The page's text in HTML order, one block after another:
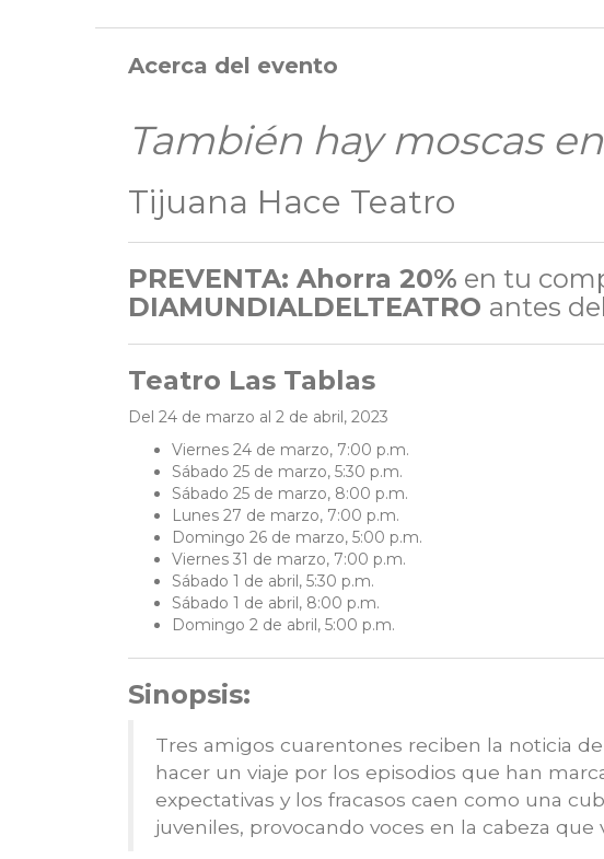
Acerca del evento
También hay moscas
Tijuana Hace Teatro
PREVENTA: Ahorra 20% en tu
DIAMUNDIALDELTEATRO antes del
Teatro Las Tablas
Del 24 de marzo al 2 de abril, 2023
Viernes 24 de marzo, 7:00 p.m.
Sábado 25 de marzo, 5:30 p.m.
Sábado 25 de marzo, 8:00 p.m.
Lunes 27 de marzo, 7:00 p.m.
Domingo 26 de marzo, 5:00 p.m.
Viernes 31 de marzo, 7:00 p.m.
Sábado 1 de abril, 5:30 p.m.
Sábado 1 de abril, 8:00 p.m.
Domingo 2 de abril, 5:00 p.m.
Sinopsis:
Tres amigos cuarentones reciben la noticia
hacer un viaje por los episodios que han
expectativas y los fracasos caen como una
juveniles, provocando voces en la cabeza